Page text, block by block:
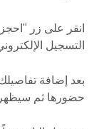
انقر على زر
التسجيل
بعد إضافة
حضورها ثم